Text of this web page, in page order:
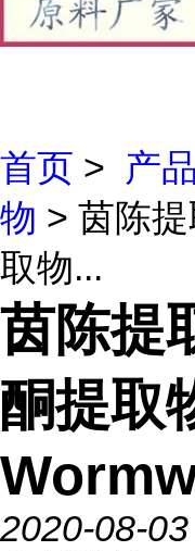
首页 > 产
物 > 茵陈
取物...
茵陈提
酮提取
2020-08-03